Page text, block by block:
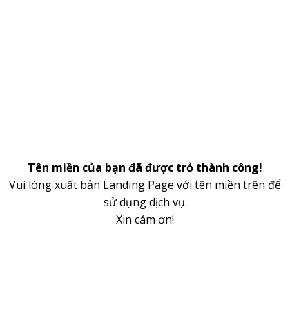
Tên miền của bạn đã được trỏ thành công!
Vui lòng xuất bản Landing Page với tên miền trên để
sử dụng dịch vụ.
Xin cám ơn!